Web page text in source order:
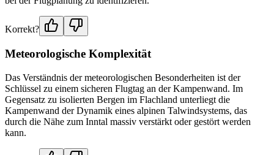
Korrekt?
Meteorologische Komplexität
Das Verständnis der meteorologischen Besonderheiten ist der
Schlüssel zu einem sicheren Flugtag an der Kampenwand. Im
Gegensatz zu isolierten Bergen im Flachland unterliegt die
Kampenwand der Dynamik eines alpinen Talwindsystems, das
durch die Nähe zum Inntal massiv verstärkt oder gestört werden
kann.